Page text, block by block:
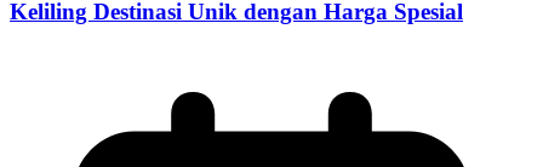
Keliling Destinasi Unik dengan Harga Spesial